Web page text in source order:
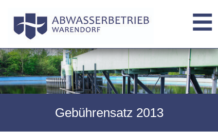
Gebührensatz 2013